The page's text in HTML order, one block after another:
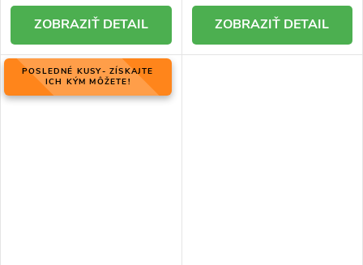
DETAIL DETAIL
POSLEDNÉ KUSY- ZÍSKAJTE
ICH KÝM MÔŽETE!